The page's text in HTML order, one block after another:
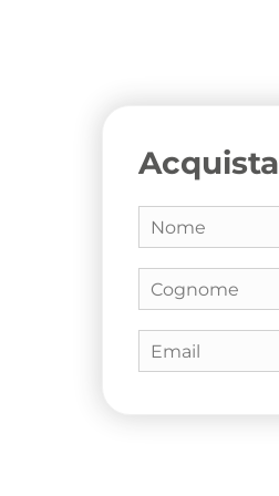
Acquista